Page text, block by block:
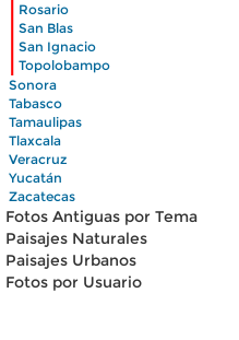
Rosario
San Blas
San Ignacio
Topolobampo
Sonora
Tabasco
Tamaulipas
Tlaxcala
Veracruz
Yucatán
Zacatecas
Fotos Antiguas por Tema
Paisajes Naturales
Paisajes Urbanos
Fotos por Usuario